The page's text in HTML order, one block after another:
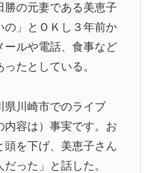
勝の元妻である美恵子
の」とＯＫし３年前か
ールや電話、食事など
たとしている。
県川崎市でのライブ
内容は）事実です。お
頭を下げ、美恵子さん
った」と話した。